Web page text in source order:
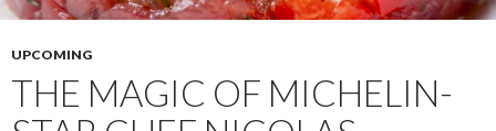
UPCOMING
THE MAGIC OF MICHELIN-